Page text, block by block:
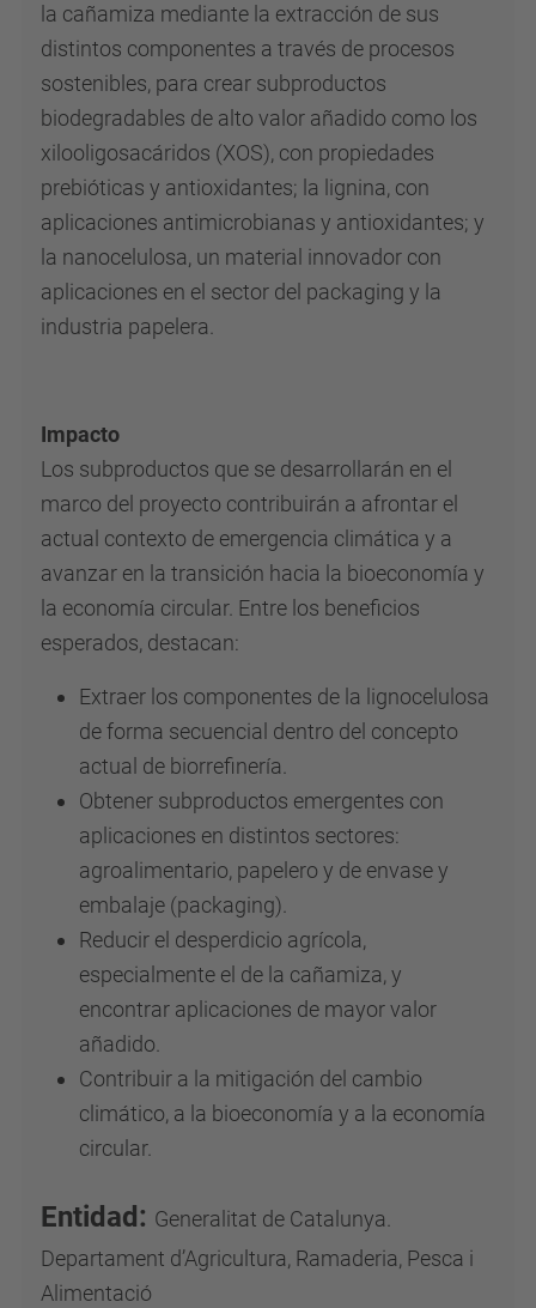
la cañamiza mediante la extracción de sus
distintos componentes a través de procesos
sostenibles, para crear subproductos
biodegradables de alto valor añadido como los
xilooligosacáridos (XOS), con propiedades
prebióticas y antioxidantes; la lignina, con
aplicaciones antimicrobianas y antioxidantes; y
la nanocelulosa, un material innovador con
aplicaciones en el sector del packaging y la
industria papelera.
Impacto
Los subproductos que se desarrollarán en el
marco del proyecto contribuirán a afrontar el
actual contexto de emergencia climática y a
avanzar en la transición hacia la bioeconomía y
la economía circular. Entre los beneficios
esperados, destacan:
Extraer los componentes de la lignocelulosa
de forma secuencial dentro del concepto
actual de biorrefinería.
Obtener subproductos emergentes con
aplicaciones en distintos sectores:
agroalimentario, papelero y de envase y
embalaje (packaging).
Reducir el desperdicio agrícola,
especialmente el de la cañamiza, y
encontrar aplicaciones de mayor valor
añadido.
Contribuir a la mitigación del cambio
climático, a la bioeconomía y a la economía
circular.
Entidad: Generalitat de Catalunya.
Departament d’Agricultura, Ramaderia, Pesca i
Alimentació